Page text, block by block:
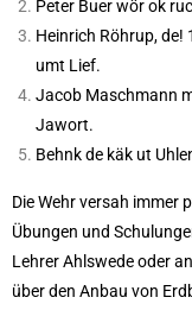
Peter Buer wör ok
Heinrich Röhrup, de!
umt Lief.
Jacob Maschmann
Jawort.
Behnk de käk ut
Die Wehr versah immer
Übungen und
Lehrer Ahlswede oder
über den Anbau von